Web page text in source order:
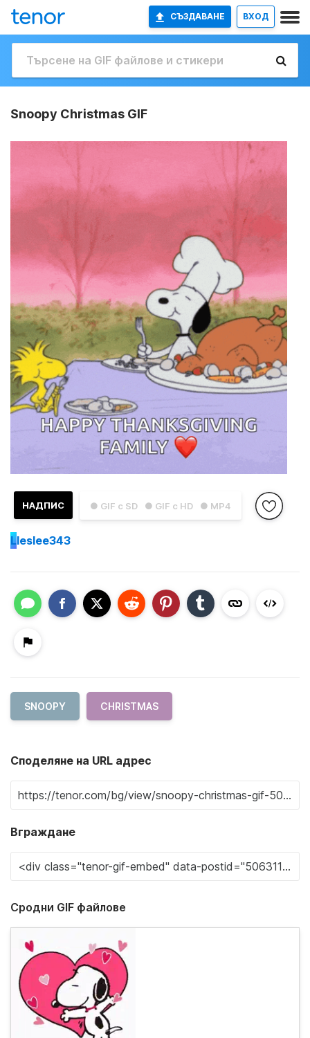
СЪЗДАВАНЕ ВХОД
Snoopy Christmas GIF
● GIF с SD ● GIF с HD ● MP4
НАДПИС
Lleslee343
SNOOPY CHRISTMAS
Споделяне на URL адрес
Вграждане
Сродни GIF файлове